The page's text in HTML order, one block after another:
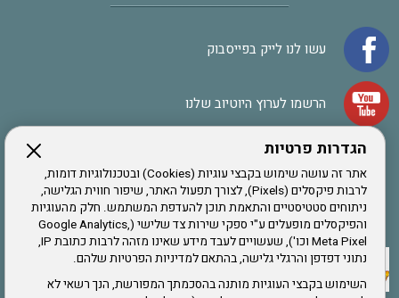
הגדרות פרטיות
אתר זה עושה שימוש בקבצי עוגיות (Cookies) ובטכנולוגיות דומות,
לרבות פיקסלים (Pixels), לצורך תפעול האתר, שיפור חווית הגלישה,
ניתוחים סטטיסטיים והתאמת תוכן להעדפת המשתמש. חלק מהעוגיות
והפיקסלים מופעלים ע"י ספקי שירות צד שלישי (Google Analytics,
Meta Pixel וכו'), שעשויים לעבד מידע שאינו מזהה לרבות כתובת IP,
נתוני דפדפן והרגלי גלישה, בהתאם למדיניות הפרטיות שלהם.
השימוש בקבצי העוגיות מותנה בהסכמתך המפורשת, הנך רשאי לא
עשו לנו לייק בפייסבוק
הרשמו לערוץ היוטיוב שלנו
אתר צה"ל
תקנון האתר